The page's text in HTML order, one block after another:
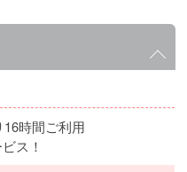
時間ご利用
ス！